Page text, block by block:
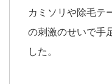
カミソリや除毛テ
の刺激のせいで手
した。